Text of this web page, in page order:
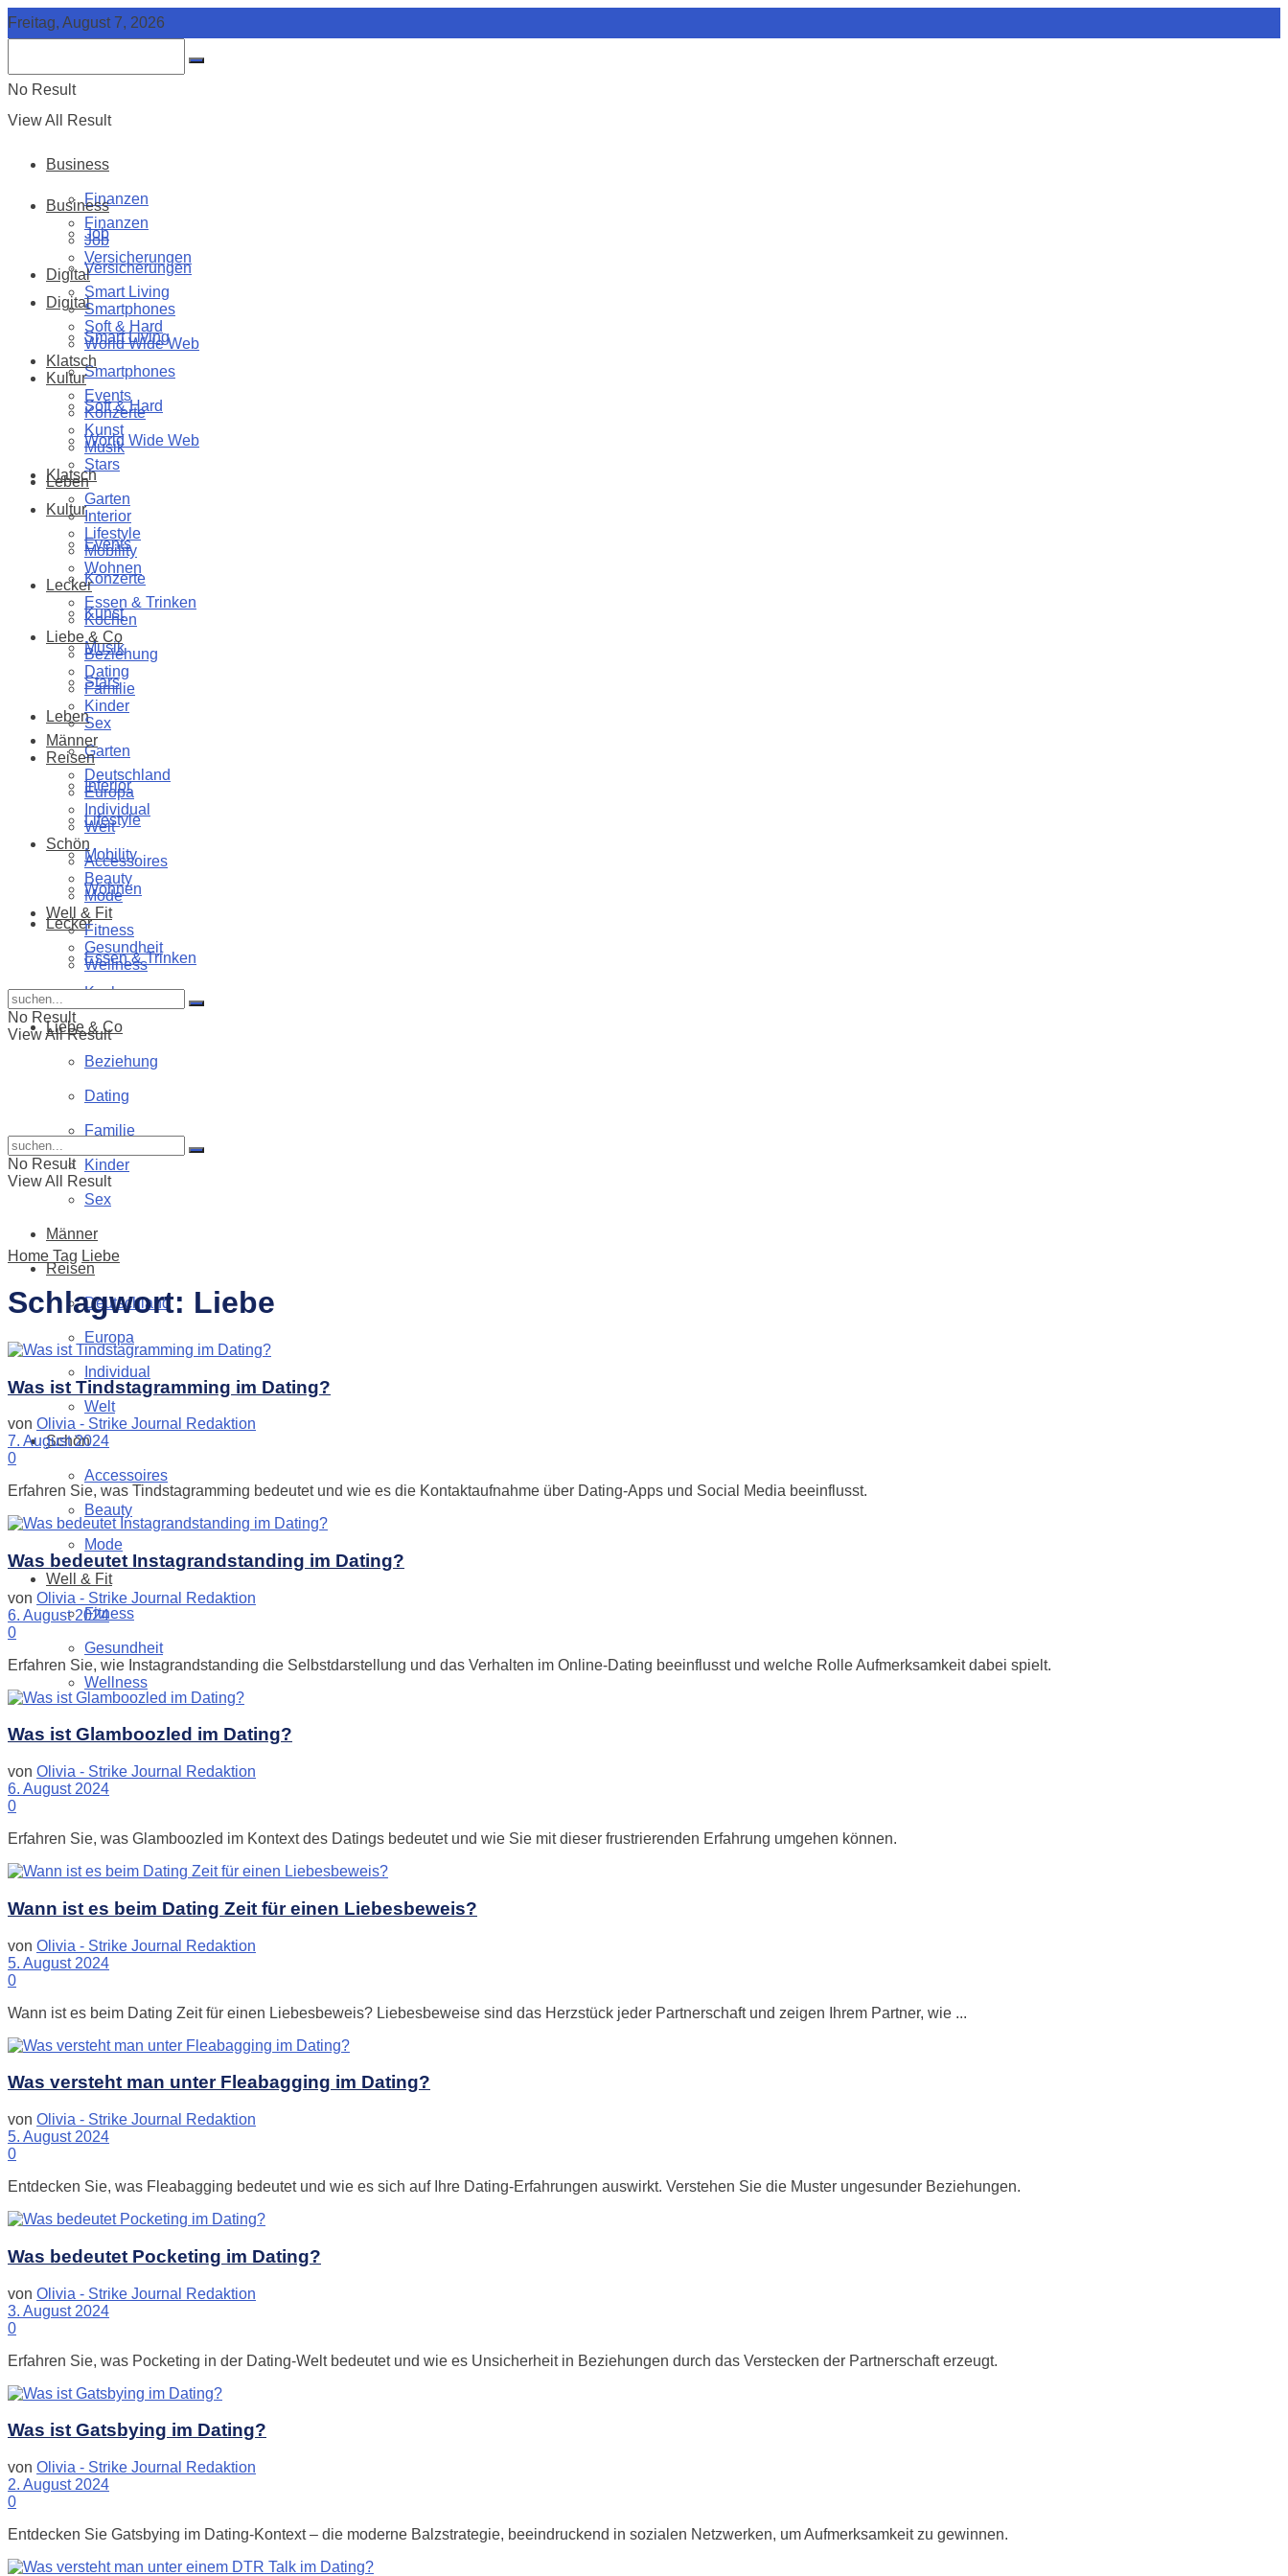
Freitag, August 7, 2026
No Result
View All Result
Business
Finanzen
Job
Versicherungen
Digital
Smart Living
Smartphones
Soft & Hard
World Wide Web
Klatsch
Kultur
Events
Konzerte
Kunst
Musik
Stars
Leben
Garten
Interior
Lifestyle
Mobility
Wohnen
Lecker
Essen & Trinken
Kochen
Liebe & Co
Beziehung
Dating
Familie
Kinder
Sex
Männer
Reisen
Deutschland
Europa
Individual
Welt
Schön
Accessoires
Beauty
Mode
Well & Fit
Fitness
Gesundheit
Wellness
Business
Finanzen
Job
Versicherungen
Digital
Smart Living
Smartphones
Soft & Hard
World Wide Web
Klatsch
Kultur
Events
Konzerte
Kunst
Musik
Stars
Leben
Garten
Interior
Lifestyle
Mobility
Wohnen
Lecker
Essen & Trinken
Kochen
Liebe & Co
Beziehung
Dating
Familie
Kinder
Sex
Männer
Reisen
Deutschland
Europa
Individual
Welt
Schön
Accessoires
Beauty
Mode
Well & Fit
Fitness
Gesundheit
Wellness
No Result
View All Result
No Result
View All Result
Home Tag Liebe
Schlagwort: Liebe
Was ist Tindstagramming im Dating?
von Olivia - Strike Journal Redaktion
7. August 2024
0
Erfahren Sie, was Tindstagramming bedeutet und wie es die Kontaktaufnahme über Dating-Apps und Social Media beeinflusst.
Was bedeutet Instagrandstanding im Dating?
von Olivia - Strike Journal Redaktion
6. August 2024
0
Erfahren Sie, wie Instagrandstanding die Selbstdarstellung und das Verhalten im Online-Dating beeinflusst und welche Rolle Aufmerksamkeit dabei spielt.
Was ist Glamboozled im Dating?
von Olivia - Strike Journal Redaktion
6. August 2024
0
Erfahren Sie, was Glamboozled im Kontext des Datings bedeutet und wie Sie mit dieser frustrierenden Erfahrung umgehen können.
Wann ist es beim Dating Zeit für einen Liebesbeweis?
von Olivia - Strike Journal Redaktion
5. August 2024
0
Wann ist es beim Dating Zeit für einen Liebesbeweis? Liebesbeweise sind das Herzstück jeder Partnerschaft und zeigen Ihrem Partner, wie ...
Was versteht man unter Fleabagging im Dating?
von Olivia - Strike Journal Redaktion
5. August 2024
0
Entdecken Sie, was Fleabagging bedeutet und wie es sich auf Ihre Dating-Erfahrungen auswirkt. Verstehen Sie die Muster ungesunder Beziehungen.
Was bedeutet Pocketing im Dating?
von Olivia - Strike Journal Redaktion
3. August 2024
0
Erfahren Sie, was Pocketing in der Dating-Welt bedeutet und wie es Unsicherheit in Beziehungen durch das Verstecken der Partnerschaft erzeugt.
Was ist Gatsbying im Dating?
von Olivia - Strike Journal Redaktion
2. August 2024
0
Entdecken Sie Gatsbying im Dating-Kontext – die moderne Balzstrategie, beeindruckend in sozialen Netzwerken, um Aufmerksamkeit zu gewinnen.